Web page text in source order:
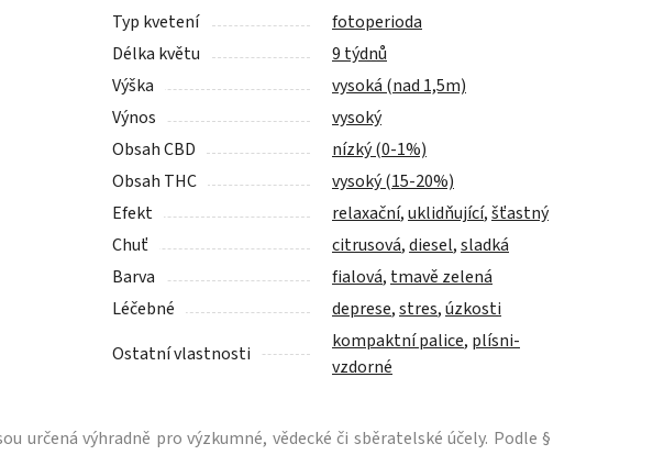
Typ kvetení
fotoperioda
Délka květu
9 týdnů
Výška
vysoká (nad 1,5m)
Výnos
vysoký
Obsah CBD
nízký (0-1%)
Obsah THC
vysoký (15-20%)
Efekt
relaxační,uklidňující,šťastný
Chuť
citrusová,diesel,sladká
Barva
fialová, tmavě zelená
Léčebné
deprese,stres,úzkosti
Ostatní vlastnosti
kompaktní palice, plísni-
vzdorné
určená výhradně pro výzkumné, vědecké či sběratelské účely. Podle §